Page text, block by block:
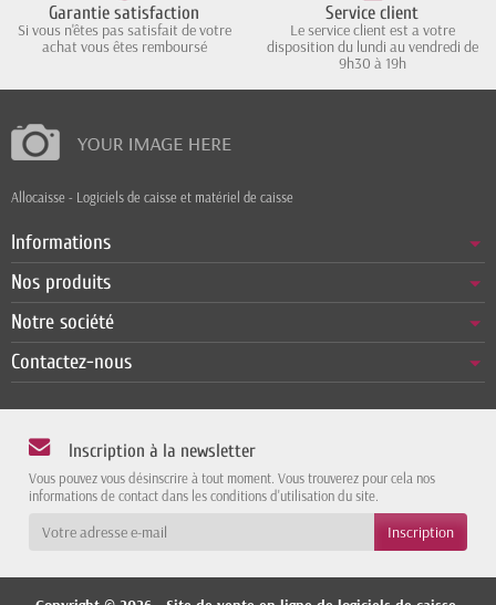
Garantie satisfaction
Si vous n'êtes pas satisfait de votre
achat vous êtes remboursé
Service client
Le service client est a votre
disposition du lundi au vendredi de
9h30 à 19h
Allocaisse - Logiciels de caisse et matériel de caisse
Informations
Nos produits
Notre société
Contactez-nous
Inscription à la newsletter
Vous pouvez vous désinscrire à tout moment. Vous trouverez pour cela nos
informations de contact dans les conditions d'utilisation du site.